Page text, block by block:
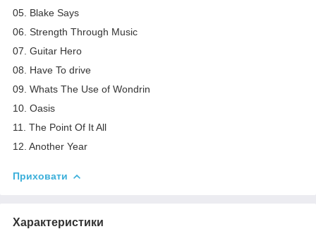
05. Blake Says
06. Strength Through Music
07. Guitar Hero
08. Have To drive
09. Whats The Use of Wondrin
10. Oasis
11. The Point Of It All
12. Another Year
Приховати
Характеристики